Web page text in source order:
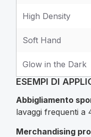
High Density
Soft Hand
Glow in the Dark
ESEMPI DI
Abbigliamento
lavaggi frequenti a
Merchandising